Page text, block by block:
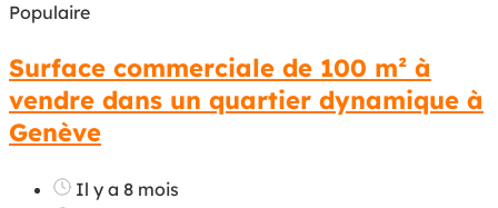
Populaire
Surface commerciale de 100 m² à
vendre dans un quartier dynamique à
Genève
Il y a 8 mois